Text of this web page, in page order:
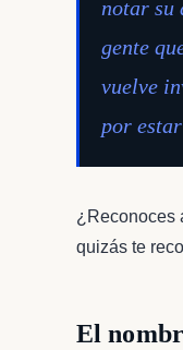
notar su
gente
vuelve
por
¿Reconoces
quizás te
El